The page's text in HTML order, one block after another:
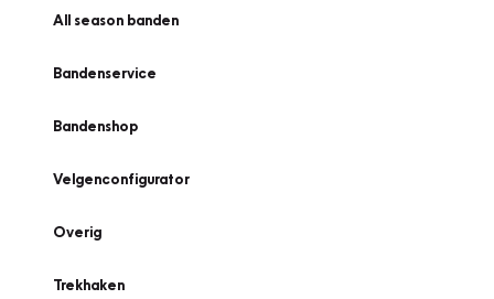
All season banden
Bandenservice
Bandenshop
Velgenconfigurator
Overig
Trekhaken